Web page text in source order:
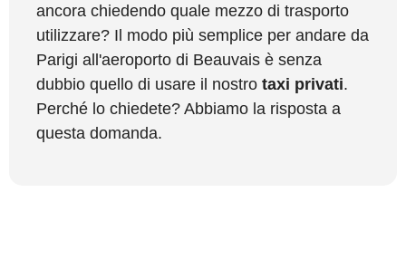
ancora chiedendo quale mezzo di trasporto
utilizzare? Il modo più semplice per andare da
Parigi all'aeroporto di Beauvais è senza
dubbio quello di usare il nostro taxi privati.
Perché lo chiedete? Abbiamo la risposta a
questa domanda.